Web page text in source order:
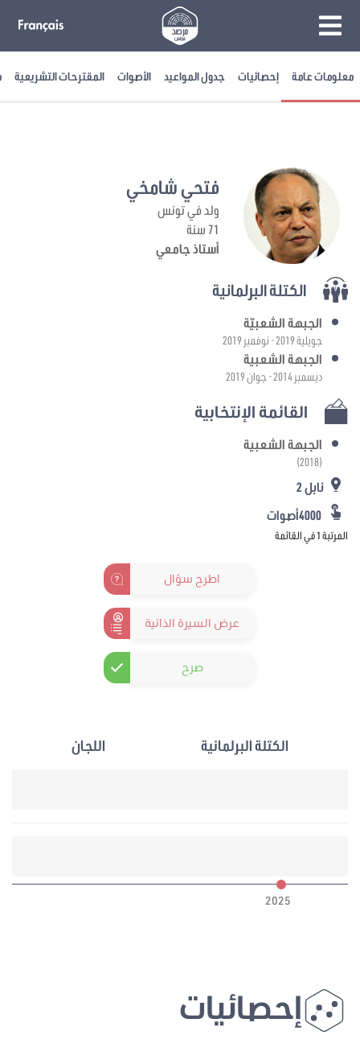
معلومات عامة إحصائيات جدول المواعيد الأصوات المقترحات التشريعية
فتحي شامخي
ولد في تونس
71 سنة
أستاذ جامعي
الكتلة البرلمانية
الجبهة الشعبيّة
جويلية 2019 - نوفمبر 2019
الجبهة الشعبية
ديسمبر 2014 - جوان 2019
القائمة الإنتخابية
الجبهة الشعبية
(2018)
نابل 2
المرتبة 1 في القائمة
اطرح سؤال
عرض السيرة الذاتية
صرح
الكتلة البرلمانية اللجان
2025
إحصائيات